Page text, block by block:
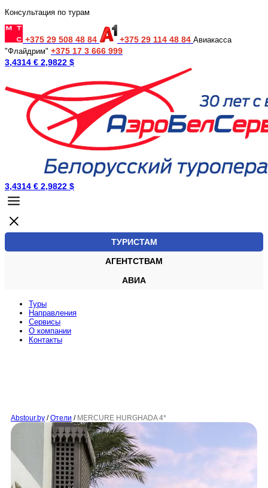
Консультация по турам
+375 29 508 48 84 +375 29 114 48 84 Авиакасса
"Флайдрим" +375 17 3 666 999
3,4314 € 2,9822 $
3,4314 € 2,9822 $
ТУРИСТАМ
АГЕНТСТВАМ
АВИА
Туры
Направления
Сервисы
O компании
Контакты
Abstour.by / Отели / MERCURE HURGHADA 4*